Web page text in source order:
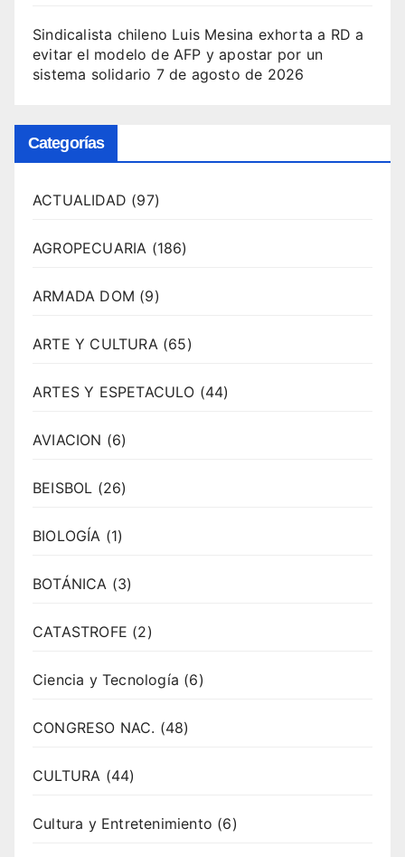
Sindicalista chileno Luis Mesina exhorta a RD a
evitar el modelo de AFP y apostar por un
sistema solidario 7 de agosto de 2026
Categorías
ACTUALIDAD (97)
AGROPECUARIA (186)
ARMADA DOM (9)
ARTE Y CULTURA (65)
ARTES Y ESPETACULO (44)
AVIACION (6)
BEISBOL (26)
BIOLOGÍA (1)
BOTÁNICA (3)
CATASTROFE (2)
Ciencia y Tecnología (6)
CONGRESO NAC. (48)
CULTURA (44)
Cultura y Entretenimiento (6)